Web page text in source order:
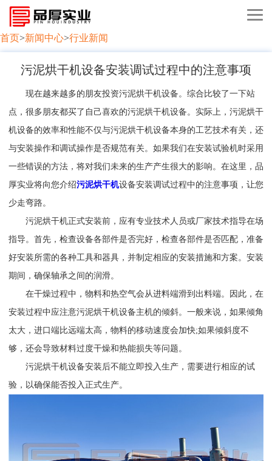
首页>新闻中心>行业新闻
污泥烘干机设备安装调试过程中的注意事项
现在越来越多的朋友投资污泥烘干机设备。综合比较了一下站
点，很多朋友都买了自己喜欢的污泥烘干机设备。实际上，污泥烘干
机设备的效率和性能不仅与污泥烘干机设备本身的工艺技术有关，还
与安装操作和调试操作是否规范有关。如果我们在安装试验机时采用
一些错误的方法，将对我们未来的生产产生很大的影响。在这里，品
厚实业将向您介绍污泥烘干机设备安装调试过程中的注意事项，让您
少走弯路。
污泥烘干机正式安装前，应有专业技术人员或厂家技术指导在场
指导。首先，检查设备各部件是否完好，检查各部件是否匹配，准备
好安装所需的各种工具和器具，并制定相应的安装措施和方案。安装
期间，确保轴承之间的润滑。
在干燥过程中，物料和热空气会从进料端滑到出料端。因此，在
安装过程中应注意污泥烘干机设备主机的倾斜。一般来说，如果倾角
太大，进口端比远端太高，物料的移动速度会加快;如果倾斜度不
够，还会导致材料过度干燥和热能损失等问题。
污泥烘干机设备安装后不能立即投入生产，需要进行相应的试
验，以确保能否投入正式生产。